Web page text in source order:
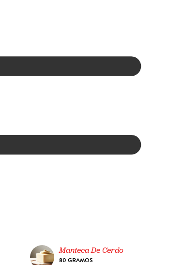
Manteca De Cerdo
80 GRAMOS